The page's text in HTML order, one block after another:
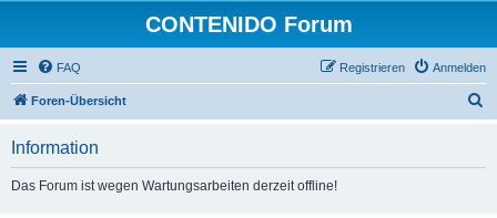
CONTENIDO Forum
FAQ Anmelden
Registrieren
Foren-Übersicht
Information
Das Forum ist wegen Wartungsarbeiten derzeit offline!